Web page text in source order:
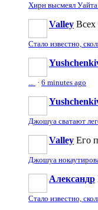
Хирн высмеял
Valley Всех
Стало известно,
... · 6 minutes ago
Джошуа сватают
Valley Его
Джошуа
Александр
Стало известно,